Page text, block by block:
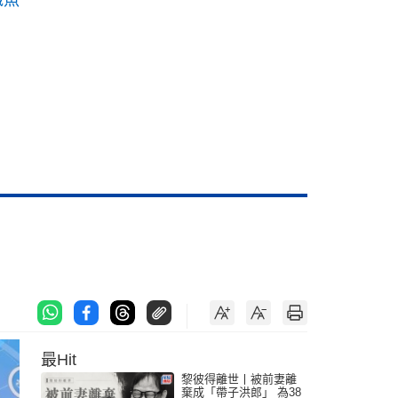
最Hit
黎彼得離世丨被前妻離
棄成「帶子洪郎」 為38